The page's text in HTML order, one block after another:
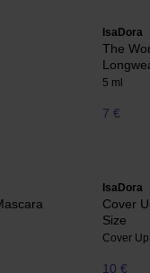
IsaDora
The
5 ml
7 €
IsaDora
Cover
Size
Cover
10 €